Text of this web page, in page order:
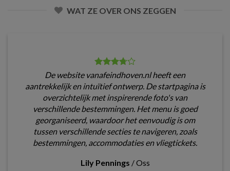
WAT ZE OVER ONS ZEGGEN
De website vanafeindhoven.nl heeft een
aantrekkelijk en intuïtief ontwerp. De startpagina is
overzichtelijk met inspirerende foto's van
verschillende bestemmingen. Het menu is goed
georganiseerd, waardoor het eenvoudig is om
tussen verschillende secties te navigeren, zoals
bestemmingen, accommodaties en vliegtickets.
Lily Pennings /Oss